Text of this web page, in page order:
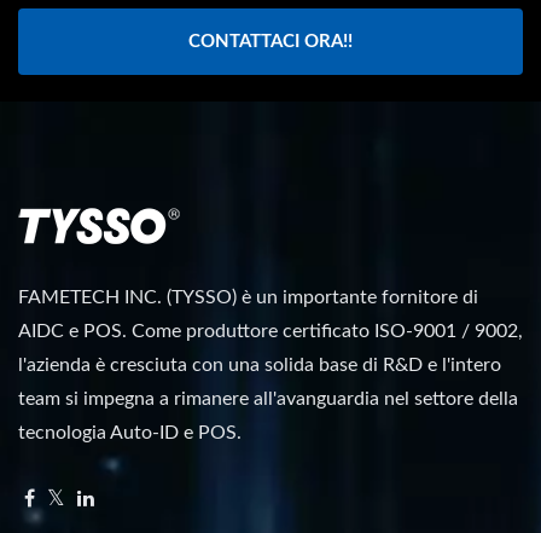
CONTATTACI ORA!!
FAMETECH INC. (TYSSO) è un importante fornitore di
AIDC e POS. Come produttore certificato ISO-9001 / 9002,
l'azienda è cresciuta con una solida base di R&D e l'intero
team si impegna a rimanere all'avanguardia nel settore della
tecnologia Auto-ID e POS.